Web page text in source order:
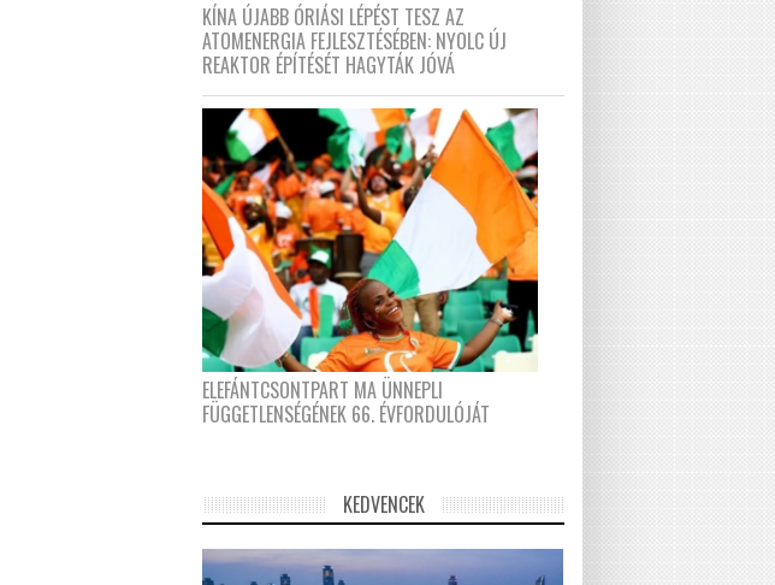
KÍNA ÚJABB ÓRIÁSI LÉPÉST TESZ AZ
ATOMENERGIA FEJLESZTÉSÉBEN: NYOLC ÚJ
REAKTOR ÉPÍTÉSÉT HAGYTÁK JÓVÁ
ELEFÁNTCSONTPART MA ÜNNEPLI
FÜGGETLENSÉGÉNEK 66. ÉVFORDULÓJÁT
KEDVENCEK